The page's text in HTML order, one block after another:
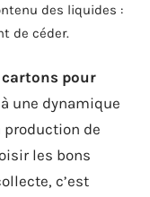
des liquides :
de céder.
pour
une dynamique
production de
les bons
c’est